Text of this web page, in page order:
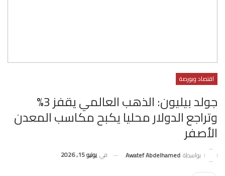
اقتصاد وبورصة
جولد بيليون: الذهب العالمي يقفز 3%
وتراجع الدولار محليا يكبح مكاسب المعدن
الأصفر
بواسطة Awatef Abdelhamed في يونيو 15, 2026